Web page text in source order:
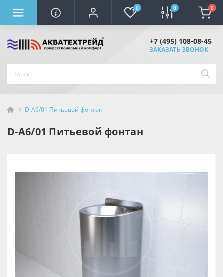
0 0 0
+7 (495) 108-08-45
ЗАКАЗАТЬ ЗВОНОК
D-A6/01 Питьевой фонтан
D-A6/01 Питьевой фонтан